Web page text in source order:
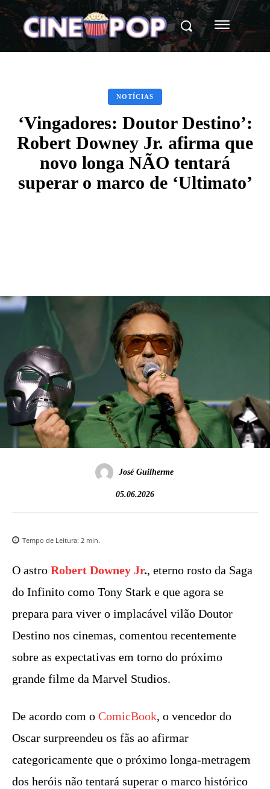
NOTÍCIAS
‘Vingadores: Doutor Destino’:
Robert Downey Jr. afirma que
novo longa NÃO tentará
superar o marco de ‘Ultimato’
José Guilherme
05.06.2026
Tempo de Leitura: 2 min.
O astro Robert Downey Jr., eterno rosto da Saga
do Infinito como Tony Stark e que agora se
prepara para viver o implacável vilão Doutor
Destino nos cinemas, comentou recentemente
sobre as expectativas em torno do próximo
grande filme da Marvel Studios.
De acordo com o ComicBook, o vencedor do
Oscar surpreendeu os fãs ao afirmar
categoricamente que o próximo longa-metragem
dos heróis não tentará superar o marco histórico